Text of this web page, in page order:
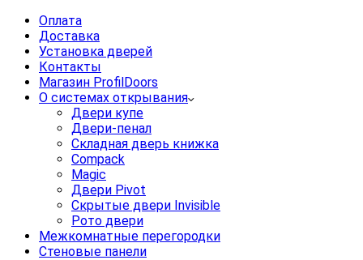
Оплата
Доставка
Установка дверей
Контакты
Магазин ProfilDoors
О системах открывания
Двери купе
Двери-пенал
Складная дверь книжка
Compack
Magic
Двери Pivot
Скрытые двери Invisible
Рото двери
Межкомнатные перегородки
Стеновые панели